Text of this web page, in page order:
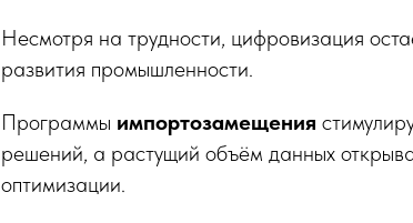
Несмотря на трудности, цифровизация
развития промышленности.
Программы импортозамещения
решений, а растущий объём данных
оптимизации.